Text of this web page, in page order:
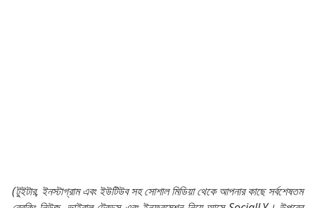
(টুইটার, ইনস্টাগ্রাম এবং ইউটিউব সহ সোশাল মিডিয়া থেকে আপনার কাছে সর্বশেষতম